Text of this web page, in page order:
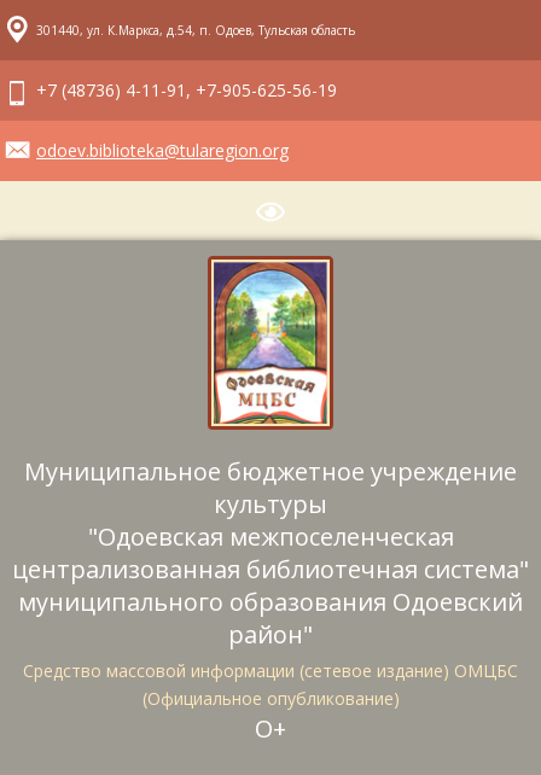
301440, ул. К.Маркса, д.54, п. Одоев, Тульская область
+7 (48736) 4-11-91, +7-905-625-56-19
odoev.biblioteka@tularegion.org
Муниципальное бюджетное учреждение
культуры
"Одоевская межпоселенческая
централизованная библиотечная система"
муниципального образования Одоевский
район"
Средство массовой информации (сетевое издание) ОМЦБС
(Официальное опубликование)
О+